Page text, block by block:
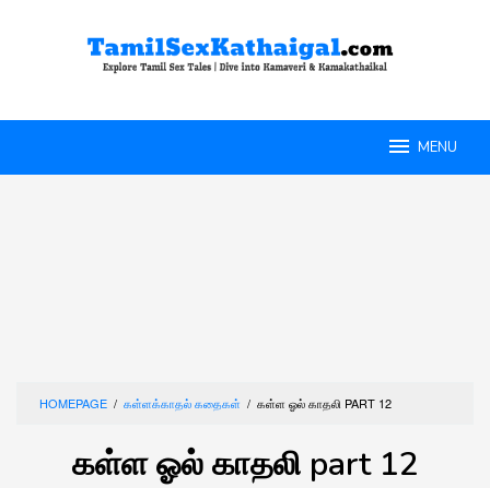
MENU
HOMEPAGE / கள்ளக்காதல் கதைகள் / கள்ள ஓல் காதலி PART 12
கள்ள ஓல் காதலி part 12